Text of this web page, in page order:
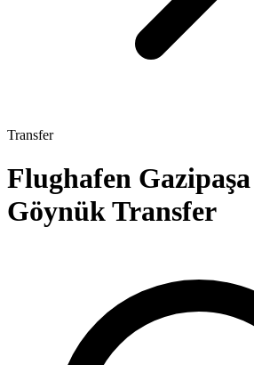
Transfer
Flughafen
Göynük Transfer